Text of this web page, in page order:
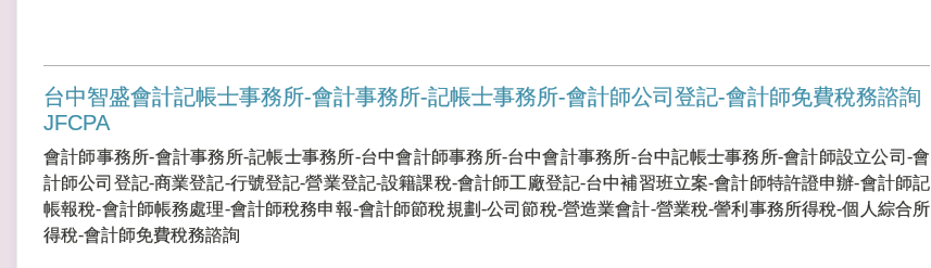
台中智盛會計記帳士事務所-會計事務所-記帳士事務所-會計師公司登記-會計師免費稅務諮詢
JFCPA
會計師事務所-會計事務所-記帳士事務所-台中會計師事務所-台中會計事務所-台中記帳士事務所-會計師設立公司-會
計師公司登記-商業登記-行號登記-營業登記-設籍課稅-會計師工廠登記-台中補習班立案-會計師特許證申辦-會計師記
帳報稅-會計師帳務處理-會計師稅務申報-會計師節稅規劃-公司節稅-營造業會計-營業稅-謍利事務所得稅-個人綜合所
得稅-會計師免費稅務諮詢